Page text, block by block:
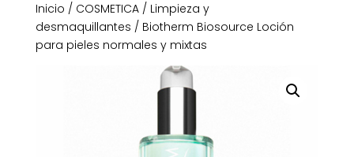
Inicio / COSMETICA/ Limpieza y
desmaquillantes / Biotherm Biosource Loción
para pieles normales y mixtas